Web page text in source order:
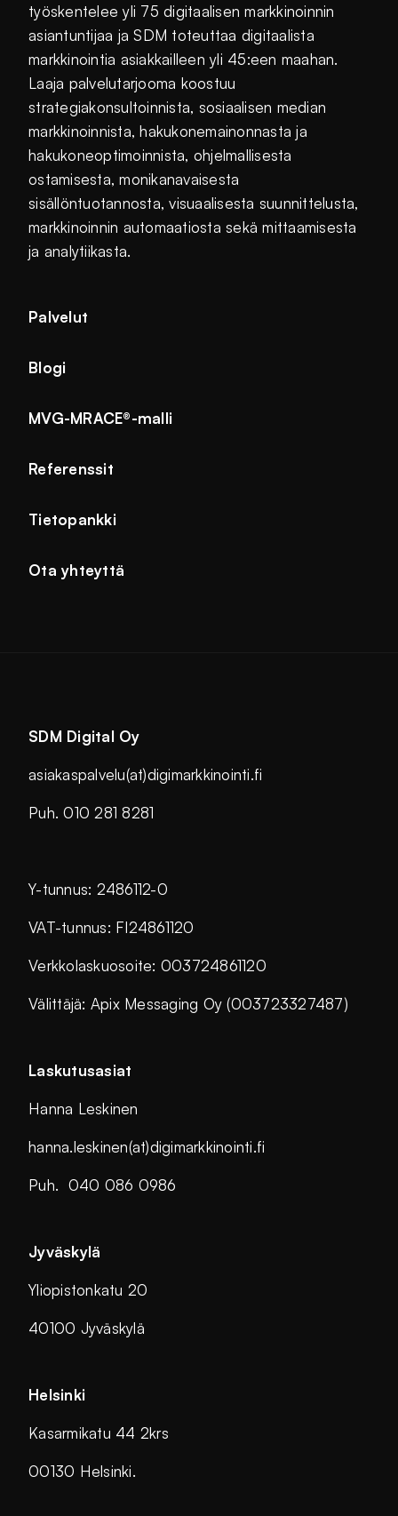
työskentelee yli 75 digitaalisen markkinoinnin
asiantuntijaa ja SDM toteuttaa digitaalista
markkinointia asiakkailleen yli 45:een maahan.
Laaja palvelutarjooma koostuu
strategiakonsultoinnista, sosiaalisen median
markkinoinnista, hakukonemainonnasta ja
hakukoneoptimoinnista, ohjelmallisesta
ostamisesta, monikanavaisesta
sisällöntuotannosta, visuaalisesta suunnittelusta,
markkinoinnin automaatiosta sekä mittaamisesta
ja analytiikasta.
Palvelut
Blogi
MVG-MRACE®-malli
Referenssit
Tietopankki
Ota yhteyttä
SDM Digital Oy
asiakaspalvelu(at)digimarkkinointi.fi
Puh. 010 281 8281
Y-tunnus: 2486112-0
VAT-tunnus: FI24861120
Verkkolaskuosoite: 003724861120
Välittäjä: Apix Messaging Oy (003723327487)
Laskutusasiat
Hanna Leskinen
hanna.leskinen(at)digimarkkinointi.fi
Puh. 040 086 0986
Jyväskylä
Yliopistonkatu 20
40100 Jyväskylä
Helsinki
Kasarmikatu 44 2krs
00130 Helsinki.